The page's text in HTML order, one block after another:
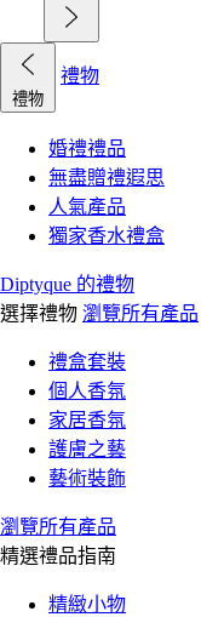
禮物
禮物
婚禮禮品
無盡贈禮遐思
人氣產品
獨家香水禮盒
Diptyque 的禮物
選擇禮物 瀏覽所有產品
禮盒套裝
個人香氛
家居香氛
護膚之藝
藝術裝飾
瀏覽所有產品
精選禮品指南
精緻小物